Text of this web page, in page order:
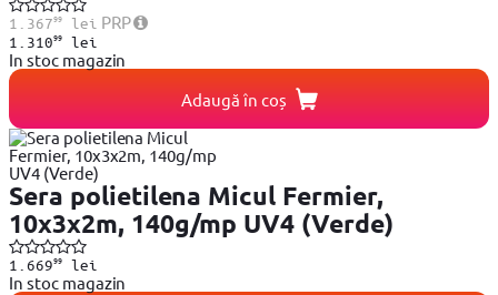
1.36799lei PRP
1.31099lei
In stoc magazin
Adaugă în coș
Sera polietilena Micul Fermier,
10x3x2m, 140g/mp UV4 (Verde)
1.66999lei
In stoc magazin